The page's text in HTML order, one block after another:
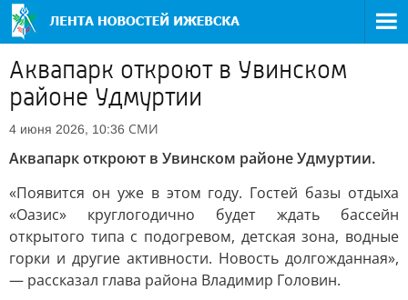
Аквапарк откроют в Увинском
районе Удмуртии
4 июня 2026, 10:36 СМИ
Аквапарк откроют в Увинском районе Удмуртии.
«Появится он уже в этом году. Гостей базы отдыха
«Оазис» круглогодично будет ждать бассейн
открытого типа с подогревом, детская зона, водные
горки и другие активности. Новость долгожданная»,
— рассказал глава района Владимир Головин.